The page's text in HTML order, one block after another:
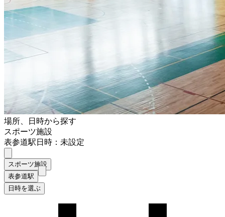
場所、日時から探す
スポーツ施設
表参道駅日時：未設定
スポーツ施設
表参道駅
日時を選ぶ